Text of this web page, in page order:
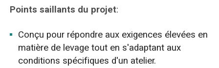
Points saillants du projet:
Conçu pour répondre aux exigences élevées en
matière de levage tout en s'adaptant aux
conditions spécifiques d'un atelier.